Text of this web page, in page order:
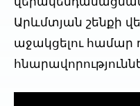
Արևմտյան շենքի
աջակցելու համար